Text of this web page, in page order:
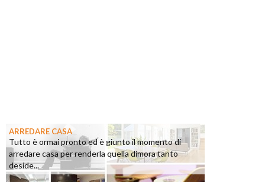
ARREDARE CASA
Tutto è ormai pronto ed è giunto il momento di
arredare casa per renderla quella dimora tanto
deside...